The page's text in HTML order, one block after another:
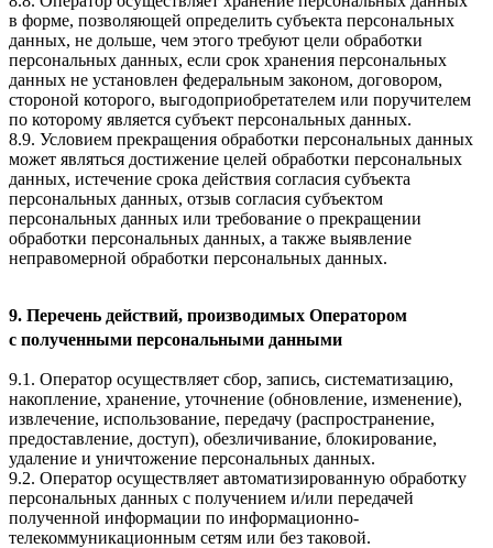
в форме, позволяющей определить субъекта персональных
данных, не дольше, чем этого требуют цели обработки
персональных данных, если срок хранения персональных
данных не установлен федеральным законом, договором,
стороной которого, выгодоприобретателем или поручителем
по которому является субъект персональных данных.
8.9. Условием прекращения обработки персональных данных
может являться достижение целей обработки персональных
данных, истечение срока действия согласия субъекта
персональных данных, отзыв согласия субъектом
персональных данных или требование о прекращении
обработки персональных данных, а также выявление
неправомерной обработки персональных данных.
9. Перечень действий, производимых Оператором
с полученными персональными данными
9.1. Оператор осуществляет сбор, запись, систематизацию,
накопление, хранение, уточнение (обновление, изменение),
извлечение, использование, передачу (распространение,
предоставление, доступ), обезличивание, блокирование,
удаление и уничтожение персональных данных.
9.2. Оператор осуществляет автоматизированную обработку
персональных данных с получением и/или передачей
полученной информации по информационно-
телекоммуникационным сетям или без таковой.